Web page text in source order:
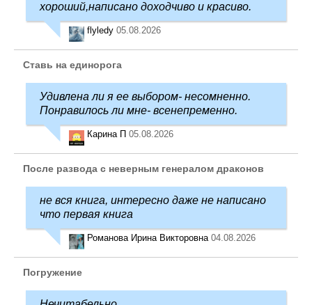
хороший,написано доходчиво и красиво.
flyledy 05.08.2026
Ставь на единорога
Удивлена ли я ее выбором- несомненно.
Понравилось ли мне- всенепременно.
Карина П 05.08.2026
После развода с неверным генералом драконов
не вся книга, интересно даже не написано
что первая книга
Романова Ирина Викторовна 04.08.2026
Погружение